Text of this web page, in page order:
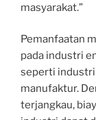
masyarakat.”
Pemanfaatan
pada industri
seperti
manufaktur.
terjangkau,